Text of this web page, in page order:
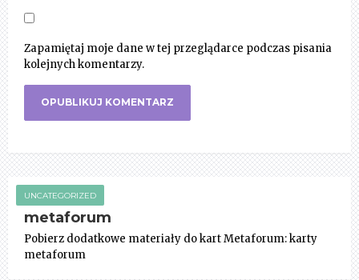
Zapamiętaj moje dane w tej przeglądarce podczas pisania
kolejnych komentarzy.
UNCATEGORIZED
metaforum
Pobierz dodatkowe materiały do kart Metaforum: karty
metaforum